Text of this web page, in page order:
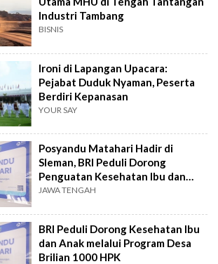
Industri Tambang
BISNIS
Ironi di Lapangan Upacara:
Pejabat Duduk Nyaman, Peserta
Berdiri Kepanasan
YOUR SAY
Posyandu Matahari Hadir di
Sleman, BRI Peduli Dorong
Penguatan Kesehatan Ibu dan
Anak
JAWA TENGAH
BRI Peduli Dorong Kesehatan Ibu
dan Anak melalui Program Desa
Brilian 1000 HPK